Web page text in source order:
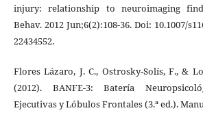
injury: relationship to neuroimaging
Behav. 2012 Jun;6(2):108-36. Doi: 10.1007/
22434552.
Flores Lázaro, J. C., Ostrosky-Solís, F., &
(2012). BANFE-3: Batería
Ejecutivas y Lóbulos Frontales (3.ª ed.).